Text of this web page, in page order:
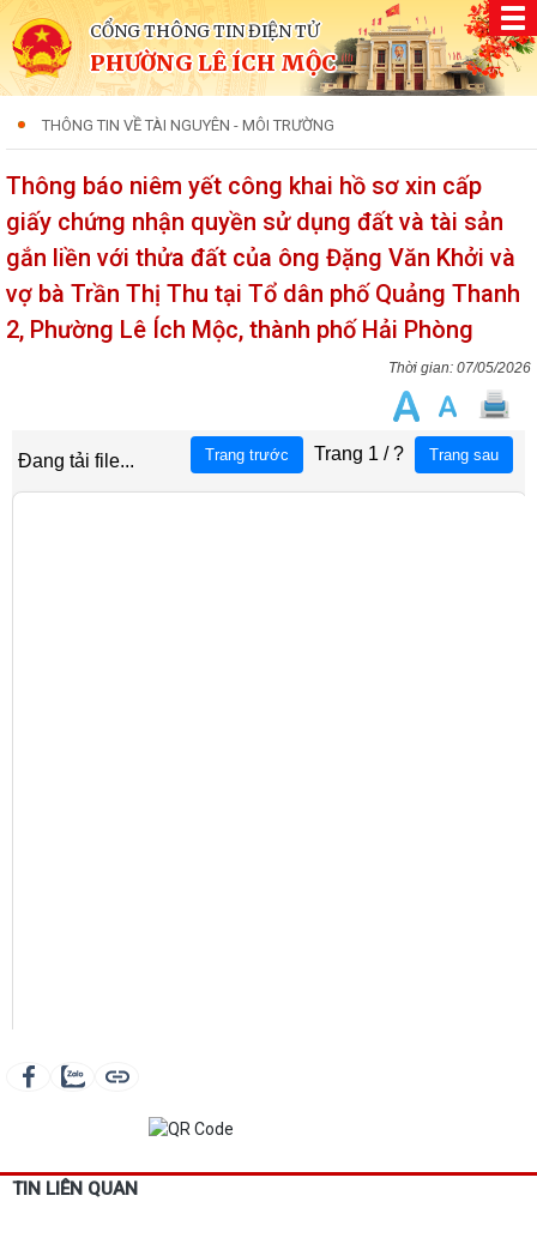
CỔNG THÔNG TIN ĐIỆN TỬ
PHƯỜNG LÊ ÍCH MỘC
THÔNG TIN VỀ TÀI NGUYÊN - MÔI TRƯỜNG
Thông báo niêm yết công khai hồ sơ xin cấp
giấy chứng nhận quyền sử dụng đất và tài sản
gắn liền với thửa đất của ông Đặng Văn Khởi và
vợ bà Trần Thị Thu tại Tổ dân phố Quảng Thanh
2, Phường Lê Ích Mộc, thành phố Hải Phòng
07/05/2026
TIN LIÊN QUAN